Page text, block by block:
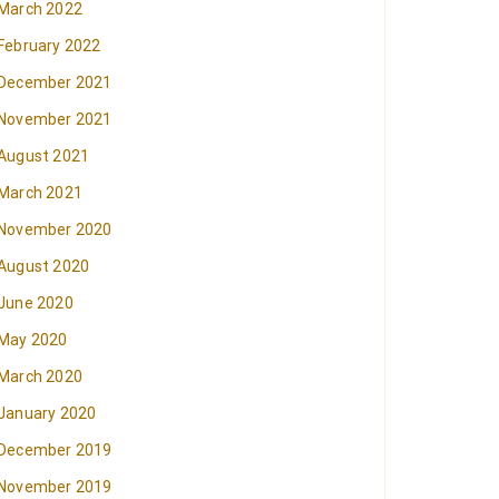
March 2022
February 2022
December 2021
November 2021
2021
March 2021
November 2020
2020
2020
May 2020
March 2020
2020
December 2019
November 2019